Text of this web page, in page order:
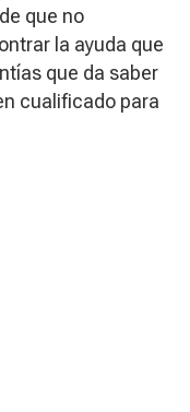
que no
la ayuda que
que da saber
cualificado para